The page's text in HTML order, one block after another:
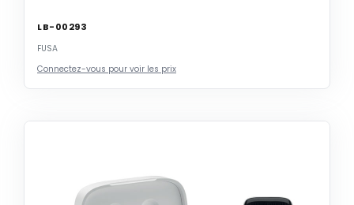
LB-00293
FUSA
Connectez-vous pour voir les prix